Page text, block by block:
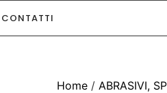
CONTATTI
Home / ABRASIVI,